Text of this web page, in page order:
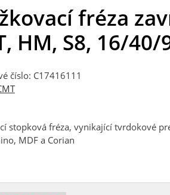
fréza
HM, S8, 16/
číslo: C17416111
stopková fréza, vynikající tvrdokové
MDF a Corian